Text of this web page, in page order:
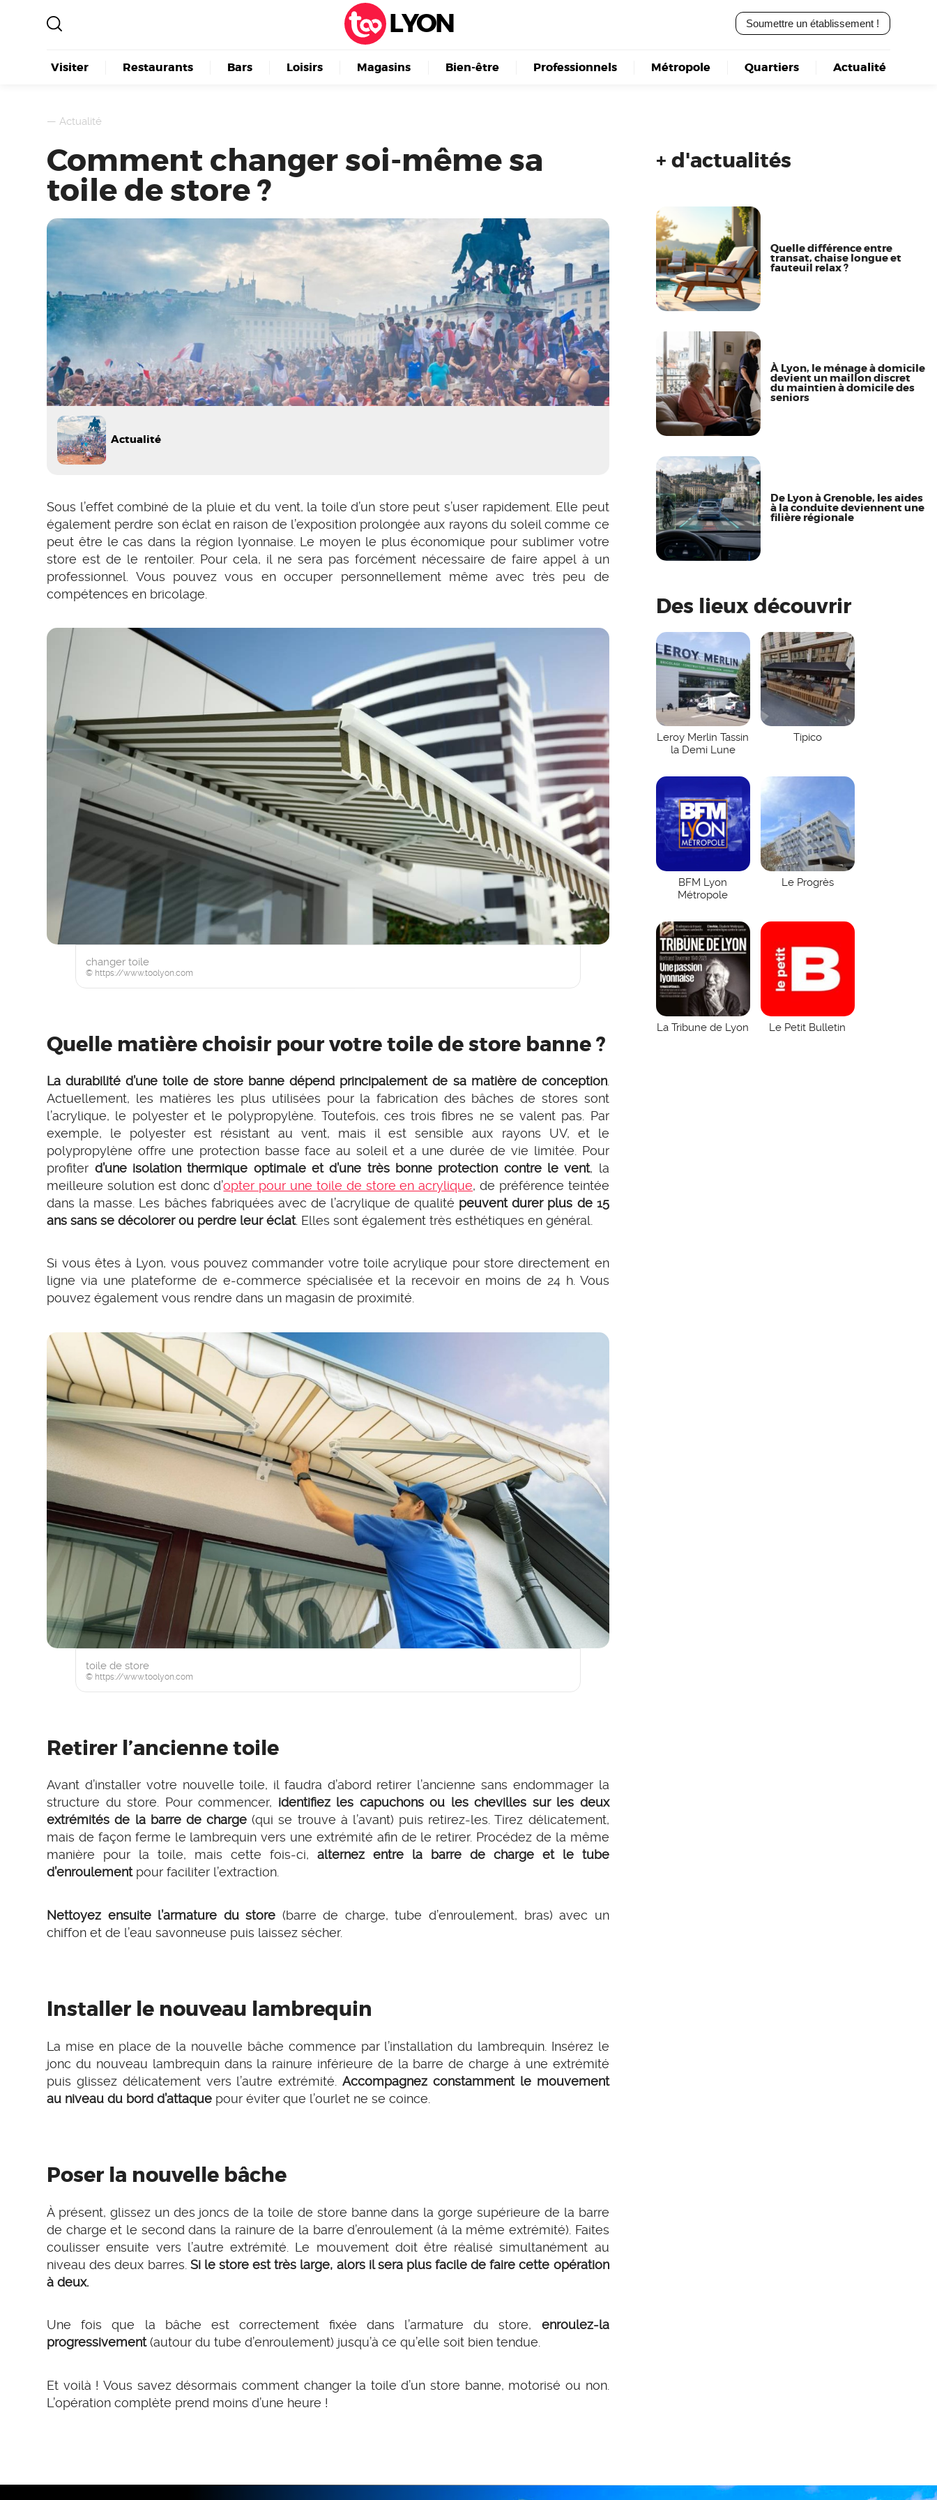
LYON Soumettre un établissement !
Visiter Restaurants Bars Loisirs Magasins Bien-être Professionnels Métropole Quartiers Actualité
—Actualité
Comment changer soi-même sa
toile de store ?
Actualité
Sous l’effet combiné de la pluie et du vent, la toile d’un store peut s’user rapidement. Elle peut
également perdre son éclat en raison de l’exposition prolongée aux rayons du soleil comme ce
peut être le cas dans la région lyonnaise. Le moyen le plus économique pour sublimer votre
store est de le rentoiler. Pour cela, il ne sera pas forcément nécessaire de faire appel à un
professionnel. Vous pouvez vous en occuper personnellement même avec très peu de
compétences en bricolage.
changer toile
© https://www.toolyon.com
Quelle matière choisir pour votre toile de store banne ?
La durabilité d’une toile de store banne dépend principalement de sa matière de conception.
Actuellement, les matières les plus utilisées pour la fabrication des bâches de stores sont
l’acrylique, le polyester et le polypropylène. Toutefois, ces trois fibres ne se valent pas. Par
exemple, le polyester est résistant au vent, mais il est sensible aux rayons UV, et le
polypropylène offre une protection basse face au soleil et a une durée de vie limitée. Pour
profiter d’une isolation thermique optimale et d’une très bonne protection contre le vent, la
meilleure solution est donc d’opter pour une toile de store en acrylique, de préférence teintée
dans la masse. Les bâches fabriquées avec de l’acrylique de qualité peuvent durer plus de 15
ans sans se décolorer ou perdre leur éclat. Elles sont également très esthétiques en général.
Si vous êtes à Lyon, vous pouvez commander votre toile acrylique pour store directement en
ligne via une plateforme de e-commerce spécialisée et la recevoir en moins de 24 h. Vous
pouvez également vous rendre dans un magasin de proximité.
toile de store
© https://www.toolyon.com
Retirer l’ancienne toile
Avant d’installer votre nouvelle toile, il faudra d’abord retirer l’ancienne sans endommager la
structure du store. Pour commencer, identifiez les capuchons ou les chevilles sur les deux
extrémités de la barre de charge (qui se trouve à l’avant) puis retirez-les. Tirez délicatement,
mais de façon ferme le lambrequin vers une extrémité afin de le retirer. Procédez de la même
manière pour la toile, mais cette fois-ci, alternez entre la barre de charge et le tube
d’enroulementpour faciliter l’extraction.
Nettoyez ensuite l’armature du store (barre de charge, tube d’enroulement, bras) avec un
chiffon et de l’eau savonneuse puis laissez sécher.
Installer le nouveau lambrequin
La mise en place de la nouvelle bâche commence par l’installation du lambrequin. Insérez le
jonc du nouveau lambrequin dans la rainure inférieure de la barre de charge à une extrémité
puis glissez délicatement vers l’autre extrémité.Accompagnez constamment le mouvement
au niveau du bord d’attaque pour éviter que l’ourlet ne se coince.
Poser la nouvelle bâche
À présent, glissez un des joncs de la toile de store banne dans la gorge supérieure de la barre
de charge et le second dans la rainure de la barre d’enroulement (à la même extrémité). Faites
coulisser ensuite vers l’autre extrémité. Le mouvement doit être réalisé simultanément au
niveau des deux barres. Si le store est très large, alors il sera plus facile de faire cette opération
à deux.
Une fois que la bâche est correctement fixée dans l’armature du store, enroulez-la
progressivement(autour du tube d’enroulement) jusqu’à ce qu’elle soit bien tendue.
Et voilà ! Vous savez désormais comment changer la toile d’un store banne, motorisé ou non.
L’opération complète prend moins d’une heure !
+ d'actualités
Quelle différence entre
transat, chaise longue et
fauteuil relax ?
À Lyon, le ménage à domicile
devient un maillon discret
du maintien à domicile des
seniors
De Lyon à Grenoble, les aides
à la conduite deviennent une
filière régionale
Des lieux découvrir
Leroy Merlin Tassin
la Demi Lune
Tipico
BFM Lyon
Métropole
Le Progrès
La Tribune de Lyon Le Petit Bulletin